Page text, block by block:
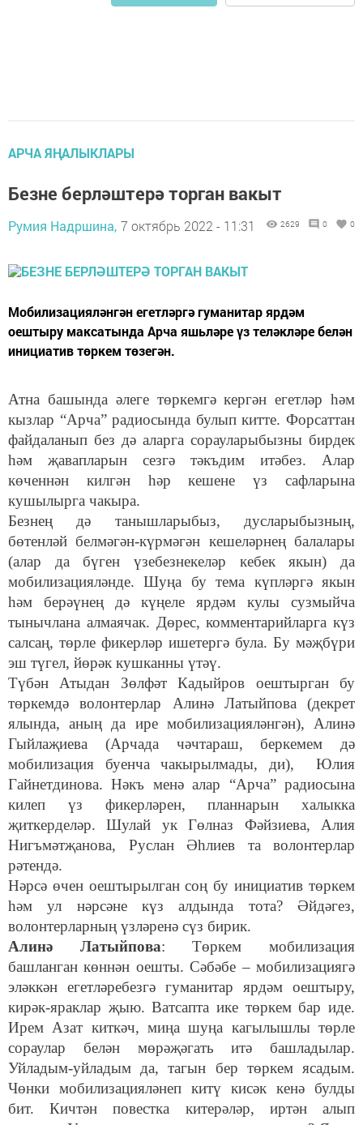
АРЧА ЯҢАЛЫКЛАРЫ
Безне берләштерә торган вакыт
Румия Надршина, 7 октябрь 2022 - 11:31 2629 0 0
Мобилизацияләнгән егетләргә гуманитар ярдәм
оештыру максатында Арча яшьләре үз теләкләре белән
инициатив төркем төзегән.
Атна башында әлеге төркемгә кергән егетләр һәм
кызлар “Арча” радиосында булып китте. Форсаттан
файдаланып без дә аларга сорауларыбызны бирдек
һәм җавапларын сезгә тәкъдим итәбез. Алар
көченнән килгән һәр кешене үз сафларына
кушылырга чакыра.
Безнең дә танышларыбыз, дусларыбызның,
бөтенләй белмәгән-күрмәгән кешеләрнең балалары
(алар да бүген үзебезнекеләр кебек якын) да
мобилизацияләнде. Шуңа бу тема күпләргә якын
һәм берәүнең дә күңеле ярдәм кулы сузмыйча
тынычлана алмаячак. Дөрес, комментарийларга күз
салсаң, төрле фикерләр ишетергә була. Бу мәҗбүри
эш түгел, йөрәк кушканны үтәү.
Түбән Атыдан Зөлфәт Кадыйров оештырган бу
төркемдә волонтерлар Алинә Латыйпова (декрет
ялында, аның да ире мобилизацияләнгән), Алинә
Гыйлаҗиева (Арчада чәчтараш, беркемем дә
мобилизация буенча чакырылмады, ди), Юлия
Гайнетдинова. Нәкъ менә алар “Арча” радиосына
килеп үз фикерләрен, планнарын халыкка
җиткерделәр. Шулай ук Гөлназ Фәйзиева, Алия
Нигъмәтҗанова, Руслан Әһлиев та волонтерлар
рәтендә.
Нәрсә өчен оештырылган соң бу инициатив төркем
һәм ул нәрсәне күз алдында тота? Әйдәгез,
волонтерларның үзләренә сүз бирик.
Алинә Латыйпова: Төркем мобилизация
башланган көннән оешты. Сәбәбе – мобилизациягә
эләккән егетләребезгә гуманитар ярдәм оештыру,
кирәк-яраклар җыю. Ватсапта ике төркем бар иде.
Ирем Азат киткәч, миңа шуңа кагылышлы төрле
сораулар белән мөрәҗәгать итә башладылар.
Уйладым-уйладым да, тагын бер төркем ясадым.
Чөнки мобилизацияләнеп китү кисәк кенә булды
бит. Кичтән повестка китерәләр, иртән алып